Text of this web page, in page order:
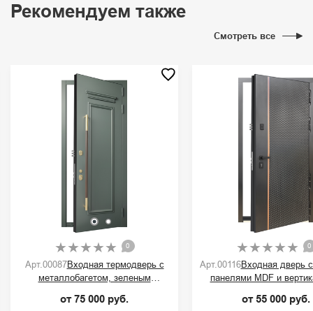
Рекомендуем также
Смотреть все
0
Арт.00087Входная термодверь с
металлобагетом, зеленым
скобой
от 75 000 руб.
0
Арт.00116Входная дверь
панелями MDF и
от 55 000 руб.